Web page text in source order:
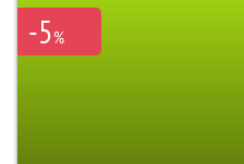
-5%